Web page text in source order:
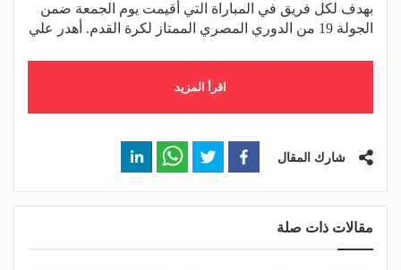
بهدف لكل فريق في المباراة التي أقيمت يوم الجمعة ضمن
الجولة 19 من الدوري المصري الممتاز لكرة القدم. أهدر علي
اقرأ المزيد
شارك المقال
مقالات ذات صلة